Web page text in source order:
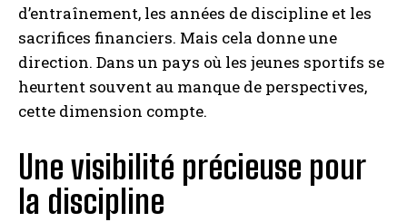
d’entraînement, les années de discipline et les
sacrifices financiers. Mais cela donne une
direction. Dans un pays où les jeunes sportifs se
heurtent souvent au manque de perspectives,
cette dimension compte.
Une visibilité précieuse pour
la discipline